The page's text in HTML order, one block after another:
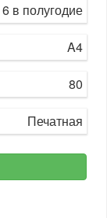
6 в полугодие
A4
80
Печатная